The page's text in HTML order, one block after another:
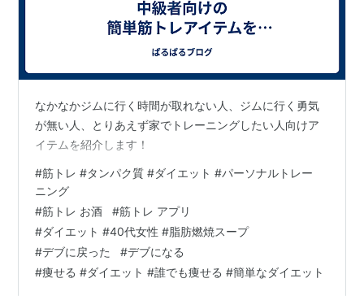
なかなかジムに行く時間が取れない人、ジムに行く勇気
が無い人、とりあえず家でトレーニングしたい人向けア
イテムを紹介します！
#筋トレ #タンパク質 #ダイエット #パーソナルトレー
ニング
#筋トレ お酒 #筋トレ アプリ
#ダイエット #40代女性 #脂肪燃焼スープ
#デブに戻った #デブになる
#痩せる #ダイエット #誰でも痩せる #簡単なダイエット